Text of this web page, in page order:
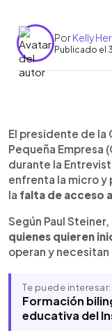
PorKelly
Publicado el
► Escuchar
Las tiendas y
dificultades
explicó Paul
durante la
las tiendas de
También dijo
Agropecuario
tienditas de
y seguimiento
El presidente de la
Pequeña Empresa
durante la
enfrenta la micro y
la falta de acceso
Según Paul
quienes quieren
operan y
Te puede interesar:
Formación
educativa del